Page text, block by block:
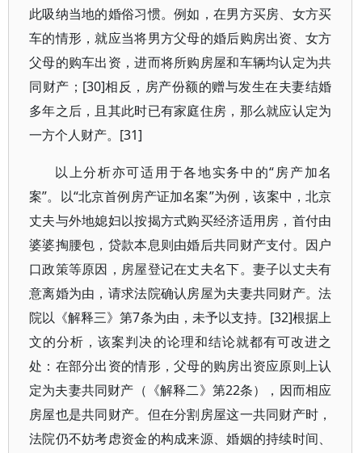
此吸纳当地的婚俗习惯。例如，在男方买房、女方买
车的情形，就应当将男方父母的婚后购房出资、女方
父母的购车出资，进而将所购房屋和车辆均认定为共
同财产；[30]相反，房产份额的赠与发生在夫妻结婚
多年之后，且其此时已有家庭住房，那么就应认定为
一方个人财产。[31]
以上分析亦可适用于各地实务中的“房产加名
案”。以“北京首例房产证加名案”为例，该案中，北京
丈夫与外地媳妇以按揭方式购买经济适用房，首付由
婆婆掏腰包，贷款本息则由婚后共同财产支付。因户
口政策等原因，房屋登记在丈夫名下。妻子以丈夫有
意离婚为由，请求法院确认房屋为夫妻共同财产。法
院以《解释三》第7条为由，未予以支持。[32]根据上
文的分析，该案判决的论理和结论就都有可改进之
处：在部分出资的情形，父母的购房出资应原则上认
定为夫妻共同财产（《解释二》第22条），因而相应
房屋也是共同财产。但在分割房屋这一共同财产时，
法院仍不妨考虑资金的构成来源、婚姻的持续时间、